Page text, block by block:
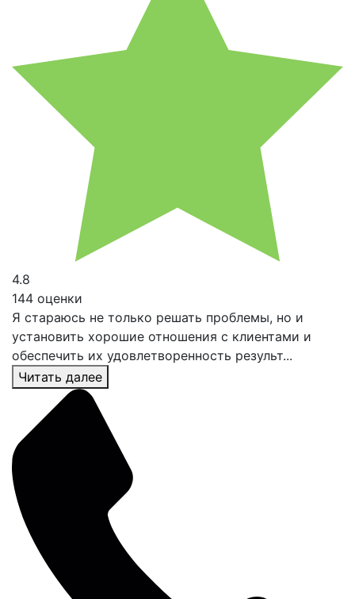
4.8
144 оценки
Я стараюсь не только решать проблемы, но и
установить хорошие отношения с клиентами и
обеспечить их удовлетворенность результ...
Читать далее